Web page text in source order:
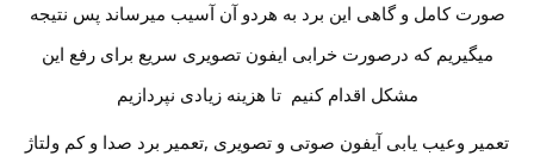
صورت کامل و گاهی این برد به هردو آن آسیب میرساند پس نتیجه
میگیریم که درصورت خرابی ایفون تصویری سریع برای رفع این
مشکل اقدام کنیم تا هزینه زیادی نپردازیم
تعمیر وعیب یابی آیفون صوتی و تصویری ,تعمیر برد صدا و کم ولتاژ